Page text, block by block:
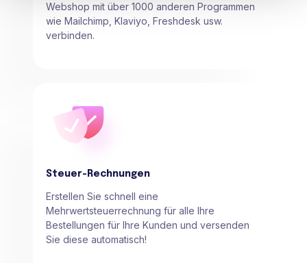
Webshop mit über 1000 anderen Programmen
wie Mailchimp, Klaviyo, Freshdesk usw.
verbinden.
Steuer-Rechnungen
Erstellen Sie schnell eine
Mehrwertsteuerrechnung für alle Ihre
Bestellungen für Ihre Kunden und versenden
Sie diese automatisch!